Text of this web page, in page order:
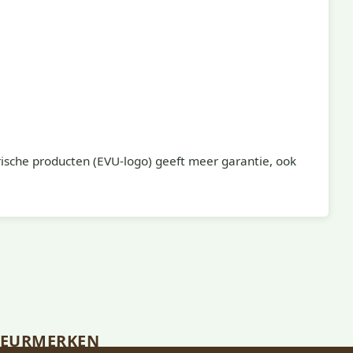
producten (EVU-logo) geeft meer garantie, ook